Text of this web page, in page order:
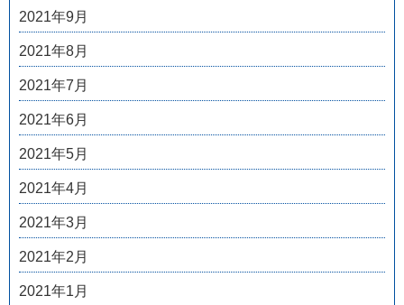
2021年9月
2021年8月
2021年7月
2021年6月
2021年5月
2021年4月
2021年3月
2021年2月
2021年1月